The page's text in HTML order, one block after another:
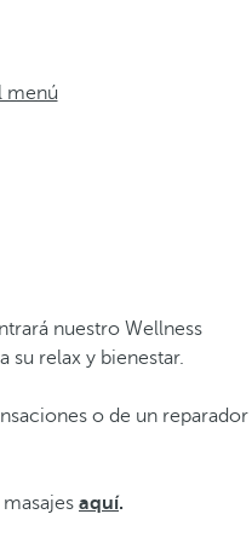
menú
nuestro Wellness
su relax y bienestar.
o de un reparador
aquí.